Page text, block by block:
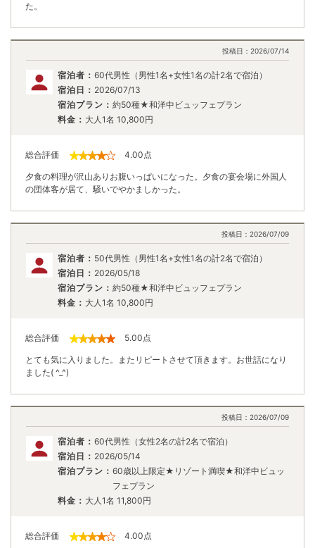
た。
投稿日： 2026/07/14
宿泊者： 60代男性（男性1名+女性1名の計2名で宿泊）
宿泊日： 2026/07/13
宿泊プラン： 約50種★和洋中ビュッフェプラン
料金： 大人1名 10,800円
総合評価 4.00点
夕食の料理が沢山ありお腹いっぱいになった。夕食の宴会場に外国人
の団体客が居て、騒いでやかましかった。
投稿日： 2026/07/09
宿泊者： 50代男性（男性1名+女性1名の計2名で宿泊）
宿泊日： 2026/05/18
宿泊プラン： 約50種★和洋中ビュッフェプラン
料金： 大人1名 10,800円
総合評価 5.00点
とても気に入りました。またリピートさせて頂きます。お世話になり
ました( ^_^)
投稿日： 2026/07/09
宿泊者： 60代男性（女性2名の計2名で宿泊）
宿泊日： 2026/05/14
宿泊プラン： 60歳以上限定★リゾート満喫★和洋中ビュッ
フェプラン
料金： 大人1名 11,800円
総合評価 4.00点